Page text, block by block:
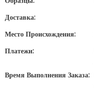
Доставка:
Место Происхождения:
Платежи:
Время Выполнения Заказа: